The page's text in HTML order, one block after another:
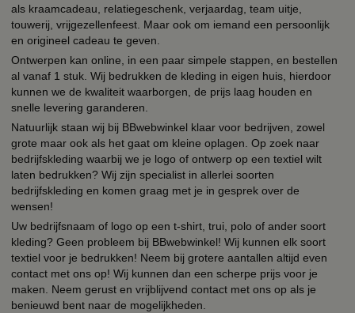
als kraamcadeau, relatiegeschenk, verjaardag, team uitje,
touwerij, vrijgezellenfeest. Maar ook om iemand een persoonlijk
en origineel cadeau te geven.
Ontwerpen kan online, in een paar simpele stappen, en bestellen
al vanaf 1 stuk. Wij bedrukken de kleding in eigen huis, hierdoor
kunnen we de kwaliteit waarborgen, de prijs laag houden en
snelle levering garanderen.
Natuurlijk staan wij bij BBwebwinkel klaar voor bedrijven, zowel
grote maar ook als het gaat om kleine oplagen. Op zoek naar
bedrijfskleding waarbij we je logo of ontwerp op een textiel wilt
laten bedrukken? Wij zijn specialist in allerlei soorten
bedrijfskleding en komen graag met je in gesprek over de
wensen!
Uw bedrijfsnaam of logo op een t-shirt, trui, polo of ander soort
kleding? Geen probleem bij BBwebwinkel! Wij kunnen elk soort
textiel voor je bedrukken! Neem bij grotere aantallen altijd even
contact met ons op! Wij kunnen dan een scherpe prijs voor je
maken. Neem gerust en vrijblijvend contact met ons op als je
benieuwd bent naar de mogelijkheden.